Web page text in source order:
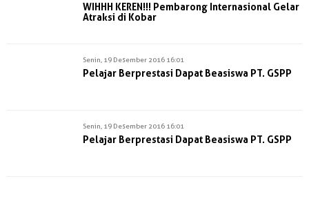
WIHHH KEREN!!! Pembarong Internasional Gelar
Atraksi di Kobar
Senin, 19 Desember 2016 16:01
Pelajar Berprestasi Dapat Beasiswa PT. GSPP
Senin, 19 Desember 2016 16:01
Pelajar Berprestasi Dapat Beasiswa PT. GSPP